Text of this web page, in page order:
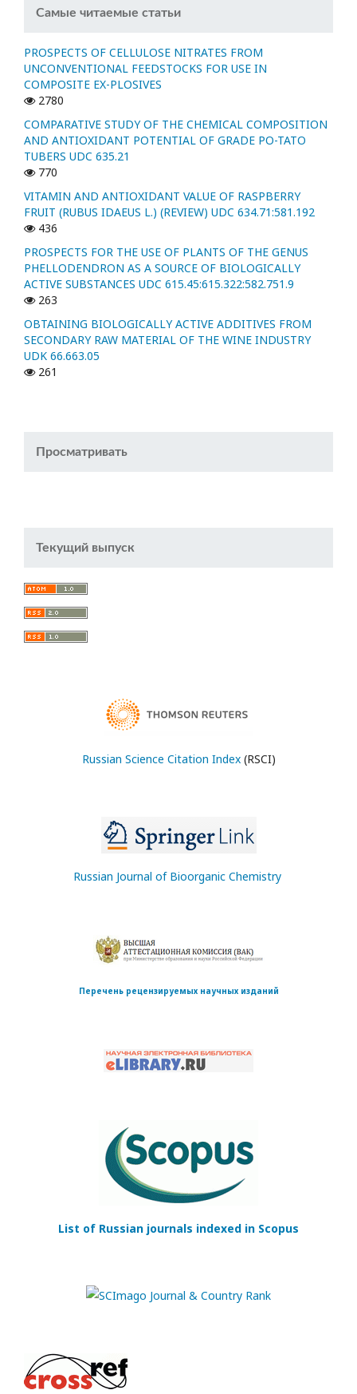
Самые читаемые статьи
PROSPECTS OF CELLULOSE NITRATES FROM
UNCONVENTIONAL FEEDSTOCKS FOR USE IN
COMPOSITE EX-PLOSIVES
2780
COMPARATIVE STUDY OF THE CHEMICAL COMPOSITION
AND ANTIOXIDANT POTENTIAL OF GRADE PO-TATO
TUBERS UDC 635.21
770
VITAMIN AND ANTIOXIDANT VALUE OF RASPBERRY
FRUIT (RUBUS IDAEUS L.) (REVIEW) UDC 634.71:581.192
436
PROSPECTS FOR THE USE OF PLANTS OF THE GENUS
PHELLODENDRON AS A SOURCE OF BIOLOGICALLY
ACTIVE SUBSTANCES UDC 615.45:615.322:582.751.9
263
OBTAINING BIOLOGICALLY ACTIVE ADDITIVES FROM
SECONDARY RAW MATERIAL OF THE WINE INDUSTRY
UDK 66.663.05
261
Просматривать
Текущий выпуск
Russian Science Citation Index(RSCI)
Russian Journal of Bioorganic Chemistry
Перечень рецензируемых научных изданий
List of Russian journals indexed in Scopus